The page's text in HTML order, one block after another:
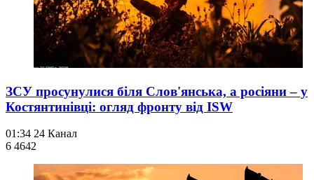
ЗСУ просунулися біля Слов'янська, а росіяни – у
Костянтинівці: огляд фронту від ISW
01:34 24 Канал
6 4642